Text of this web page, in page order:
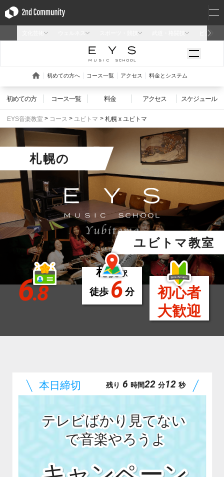
初めての方 コース一覧 料金 アクセス スケジュール
EYS音楽教室 コース ユビトマ 札幌 x ユビトマ
札幌の
ユビトマ教室
6.8
札幌駅
徒歩 6 分
初心者
大歓迎
テレビばかり見てない
で音楽やろうよ
残り 6 時間22 分10 秒